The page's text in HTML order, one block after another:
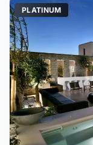
PLATINUM